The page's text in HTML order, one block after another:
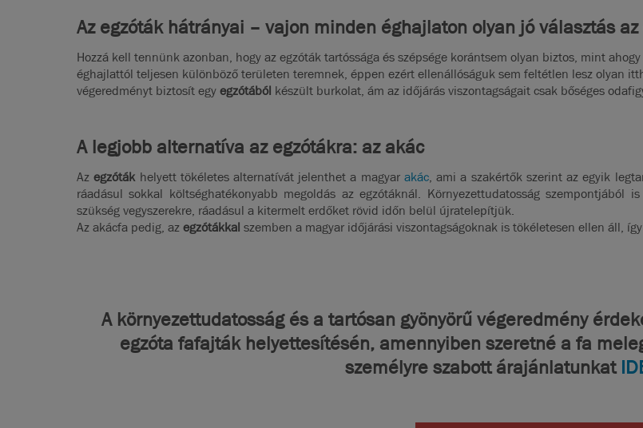
Az egzóták hátrányai – vajon minden éghajlaton olyan jó választás az
Hozzá kell tennünk azonban, hogy az egzóták tartóssága és szépsége korántsem olyan biztos, mint
éghajlattól teljesen különböző területen teremnek, éppen ezért ellenállóságuk sem feltétlen lesz olyan
végeredményt biztosít egyegzótából készült burkolat, ám az időjárás viszontagságait csak bőséges
A legjobb alternatíva az egzótákra: az akác
Azegzóták helyett tökéletes alternatívát jelenthet a magyar akác, ami a szakértők szerint az egyik
ráadásul sokkal költséghatékonyabb megoldás az egzótáknál. Környezettudatosság szempontjából
szükség vegyszerekre, ráadásul a kitermelt erdőket rövid időn belül újratelepítjük.
Az akácfa pedig, azegzótákkal szemben a magyar időjárási viszontagságoknak is tökéletesen ellen áll,
A környezettudatosság és a tartósan gyönyörű végeredmény
egzóta fafajták helyettesítésén, amennyiben szeretné a fa
személyre szabott árajánlatunkat